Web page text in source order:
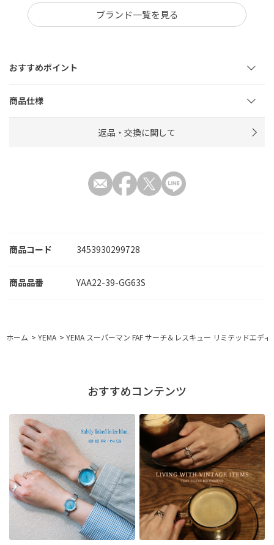
商品コード 3453930299728
YAA22-39-GG63S
ブランド一覧を見る
おすすめポイント
商品仕様
返品・交換に関して
ホーム > YEMA > YEMA スーパーマン FAF サーチ＆レスキュー リミテッドエデ
おすすめコンテンツ